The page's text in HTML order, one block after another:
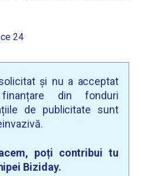
24
și nu a acceptat
din fonduri
de publicitate sunt
poți contribui tu
Biziday.